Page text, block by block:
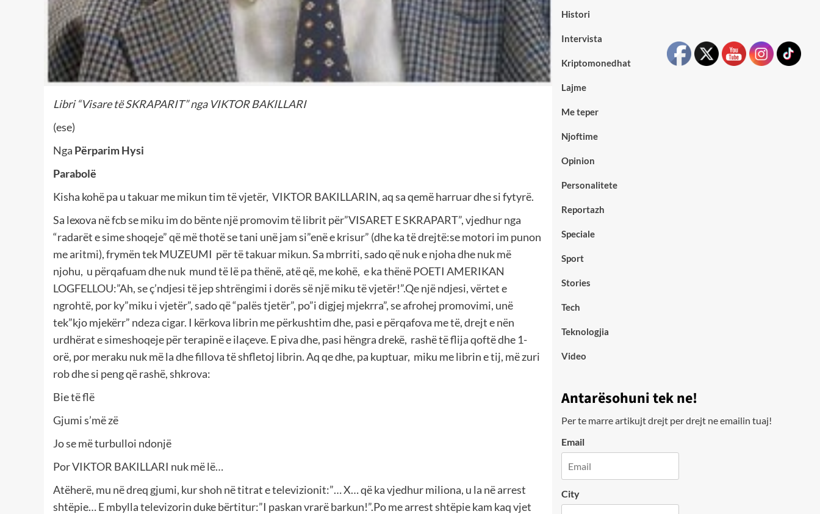
Libri “Visare të SKRAPARIT” nga VIKTOR BAKILLARI
(ese)
Nga Përparim Hysi
Parabolë
Kisha kohë pa u takuar me mikun tim të vjetër, VIKTOR BAKILLARIN, aq sa qemë harruar dhe si fytyrë.
Sa lexova në fcb se miku im do bënte një promovim të librit për”VISARET E SKRAPART”, vjedhur nga
“radarët e sime shoqeje” që më thotë se tani unë jam si”enë e krisur” (dhe ka të drejtë:se motori im punon
me aritmi), frymën tek MUZEUMI për të takuar mikun. Sa mbrriti, sado që nuk e njoha dhe nuk më
njohu, u përqafuam dhe nuk mund të lë pa thënë, atë që, me kohë, e ka thënë POETI AMERIKAN
LOGFELLOU:”Ah, se ç’ndjesi të jep shtrëngimi i dorës së një miku të vjetër!”.Qe një ndjesi, vërtet e
ngrohtë, por ky”miku i vjetër”, sado që “palës tjetër”, po”i digjej mjekrra”, se afrohej promovimi, unë
tek”kjo mjekërr” ndeza cigar. I kërkova librin me përkushtim dhe, pasi e përqafova me të, drejt e nën
urdhërat e simeshoqeje për terapinë e ilaçeve. E piva dhe, pasi hëngra drekë, rashë të flija qoftë dhe 1-
orë, por meraku nuk më la dhe fillova të shfletoj librin. Aq qe dhe, pa kuptuar, miku me librin e tij, më zuri
rob dhe si peng që rashë, shkrova:
Bie të flë
Gjumi s’më zë
Jo se më turbulloi ndonjë
Por VIKTOR BAKILLARI nuk më lë…
Atëherë, mu në dreq gjumi, kur shoh në titrat e televizionit:”… X… që ka vjedhur miliona, u la në arrest
shtëpie… E mbylla televizorin duke bërtitur:”I paskan vrarë barkun!”.Po me arrest shtëpie kam kaq vjet
Histori
Intervista
Kriptomonedhat
Lajme
Me teper
Njoftime
Opinion
Personalitete
Reportazh
Speciale
Sport
Stories
Tech
Teknologjia
Video
Antarësohuni tek ne!
Per te marre artikujt drejt per drejt ne emailin tuaj!
Email
City